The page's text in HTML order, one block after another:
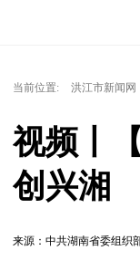
当前位置: 洪江市新闻网
视频丨
创兴湘
来源：中共湖南省委组织